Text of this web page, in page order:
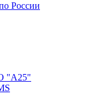
России
"А25"